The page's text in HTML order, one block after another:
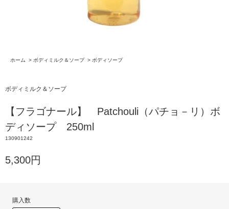
ホーム > ボディミルク＆ソープ > ボディソープ
ボディミルク＆ソープ
【フラゴナール】 Patchouli（パチョ－リ）ボ
ディソープ 250ml
130901242
5,300円
購入数